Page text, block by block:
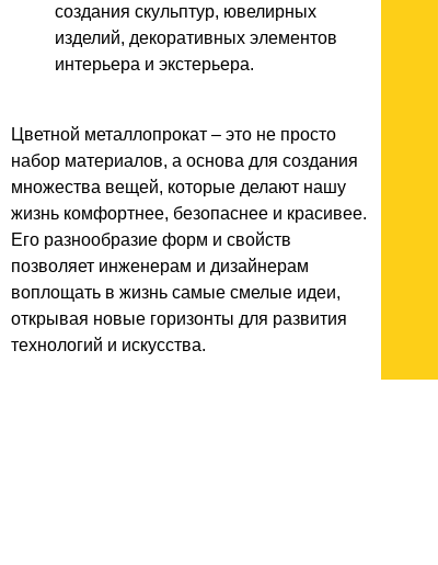
создания скульптур, ювелирных
изделий, декоративных элементов
интерьера и экстерьера.
Цветной металлопрокат – это не просто
набор материалов, а основа для создания
множества вещей, которые делают нашу
жизнь комфортнее, безопаснее и красивее.
Его разнообразие форм и свойств
позволяет инженерам и дизайнерам
воплощать в жизнь самые смелые идеи,
открывая новые горизонты для развития
технологий и искусства.